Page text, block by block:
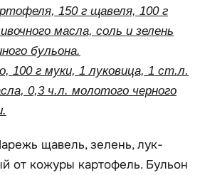
150 г щавеля, 100 г
масла, соль и зелень
бульона.
100 г муки, 1 луковица, 1 ст.л.
0,3 ч.л. молотого черного
щавель, зелень, лук-
от кожуры картофель. Бульон